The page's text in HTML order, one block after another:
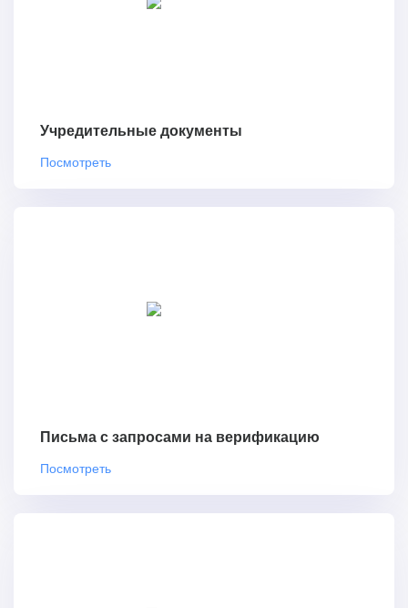
Учредительные документы
Посмотреть
Письма с запросами на верификацию
Посмотреть